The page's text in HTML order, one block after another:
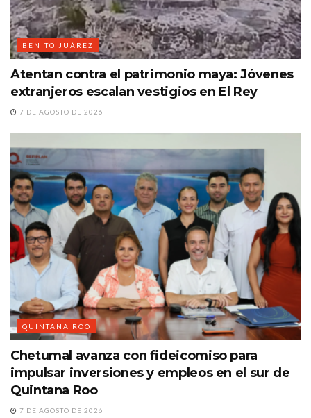
BENITO JUÁREZ
Atentan contra el patrimonio maya: Jóvenes
extranjeros escalan vestigios en El Rey
7 DE AGOSTO DE 2026
QUINTANA ROO
Chetumal avanza con fideicomiso para
impulsar inversiones y empleos en el sur de
Quintana Roo
7 DE AGOSTO DE 2026